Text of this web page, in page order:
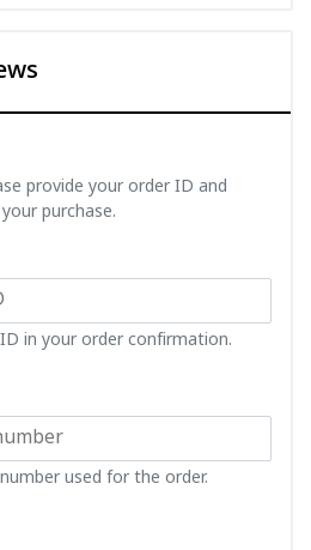
provide your order ID and
purchase.
in your order confirmation.
used for the order.